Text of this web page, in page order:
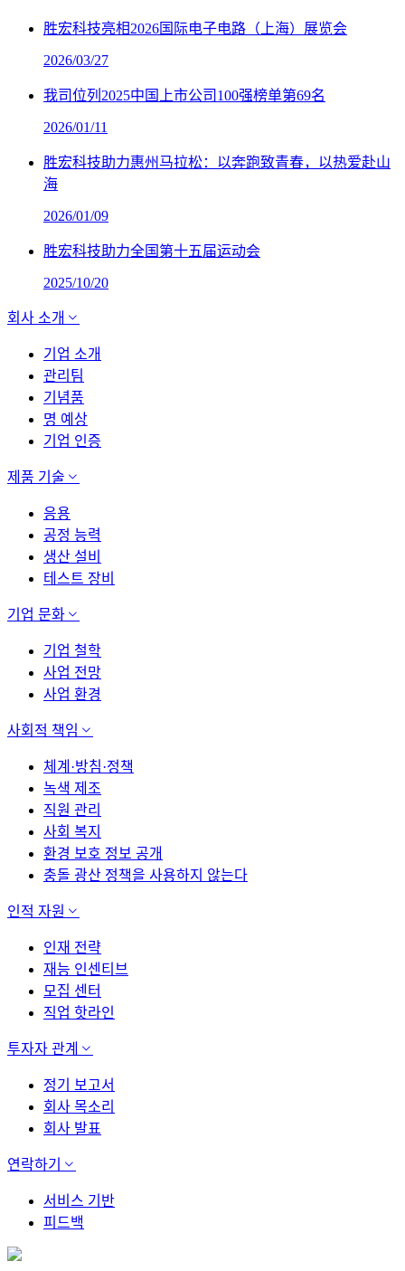
胜宏科技亮相2026国际电子电路（上海）展览会
2026/03/27
我司位列2025中国上市公司100强榜单第69名
2026/01/11
胜宏科技助力惠州马拉松：以奔跑致青春，以热爱赴山
海
2026/01/09
胜宏科技助力全国第十五届运动会
2025/10/20
회사 소개
기업 소개
관리팀
기념품
명 예상
기업 인증
제품 기술
응용
공정 능력
생산 설비
테스트 장비
기업 문화
기업 철학
사업 전망
사업 환경
사회적 책임
체계·방침·정책
녹색 제조
직원 관리
사회 복지
환경 보호 정보 공개
충돌 광산 정책을 사용하지 않는다
인적 자원
인재 전략
재능 인센티브
모집 센터
직업 핫라인
투자자 관계
정기 보고서
회사 목소리
회사 발표
연락하기
서비스 기반
피드백